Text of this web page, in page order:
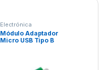
Electrónica
Módulo Adaptador
Micro USB Tipo B